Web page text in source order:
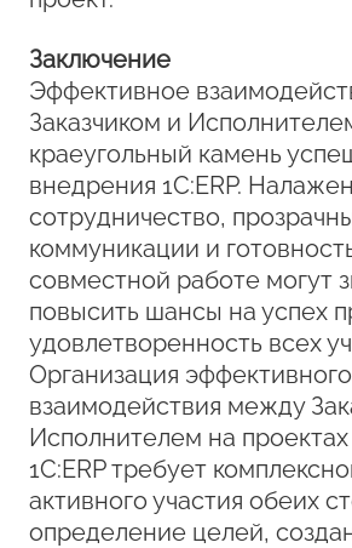
Заключение
Эффективное
Заказчиком и
краеугольный камень
внедрения 1С:ERP.
сотрудничество,
коммуникации и
совместной работе могут
повысить шансы на успех
удовлетворенность всех
Организация эффективного
взаимодействия между
Исполнителем на
1С:ERP требует
активного участия обеих
определение целей,